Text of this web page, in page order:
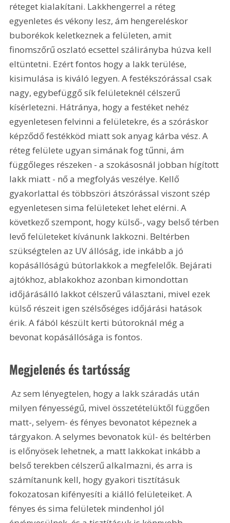
réteget kialakítani. Lakkhengerrel a réteg
egyenletes és vékony lesz, ám hengereléskor
buborékok keletkeznek a felületen, amit
finomszőrű oszlató ecsettel szálirányba húzva kell
eltüntetni. Ezért fontos hogy a lakk terülése,
kisimulása is kiváló legyen. A festékszórással csak
nagy, egybefüggő sík felületeknél célszerű
kísérletezni. Hátránya, hogy a festéket nehéz
egyenletesen felvinni a felületekre, és a szóráskor
képződő festékköd miatt sok anyag kárba vész. A
réteg felülete ugyan simának fog tűnni, ám
függőleges részeken - a szokásosnál jobban hígított
lakk miatt - nő a megfolyás veszélye. Kellő
gyakorlattal és többszöri átszórással viszont szép
egyenletesen sima felületeket lehet elérni. A
következő szempont, hogy külső-, vagy belső térben
levő felületeket kívánunk lakkozni. Beltérben
szükségtelen az UV állóság, ide inkább a jó
kopásállóságú bútorlakkok a megfelelők. Bejárati
ajtókhoz, ablakokhoz azonban kimondottan
időjárásálló lakkot célszerű választani, mivel ezek
külső részeit igen szélsőséges időjárási hatások
érik. A fából készült kerti bútoroknál még a
bevonat kopásállósága is fontos.
Megjelenés és tartósság
Az sem lényegtelen, hogy a lakk száradás után
milyen fényességű, mivel összetételüktől függően
matt-, selyem- és fényes bevonatot képeznek a
tárgyakon. A selymes bevonatok kül- és beltérben
is előnyösek lehetnek, a matt lakkokat inkább a
belső terekben célszerű alkalmazni, és arra is
számítanunk kell, hogy gyakori tisztításuk
fokozatosan kifényesíti a kiálló felületeiket. A
fényes és sima felületek mindenhol jól